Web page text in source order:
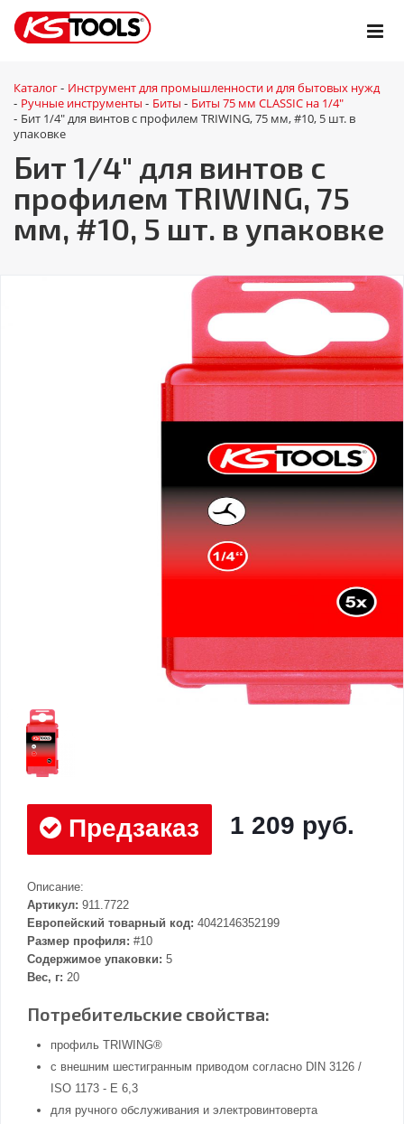
Каталог - Инструмент для промышленности и для бытовых нужд
- Ручные инструменты - Биты - Биты 75 мм CLASSIC на 1/4"
- Бит 1/4" для винтов с профилем TRIWING, 75 мм, #10, 5 шт. в
упаковке
Бит 1/4" для винтов с
профилем TRIWING, 75
мм, #10, 5 шт. в упаковке
Предзаказ 1 209 руб.
Описание:
Артикул: 911.7722
Европейский товарный код: 4042146352199
Размер профиля: #10
Содержимое упаковки: 5
Вес, г: 20
Потребительские свойства:
профиль TRIWING®
с внешним шестигранным приводом согласно DIN 3126 /
ISO 1173 - E 6,3
для ручного обслуживания и электровинтоверта